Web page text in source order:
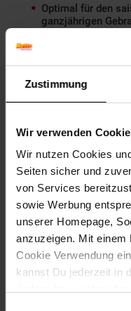
Zustimmung
Wir verwenden
Wir nutzen Cookies
Seiten sicher und
von Services
sowie Werbung
unserer Homepage,
anzuzeigen. Mit einem
Cookie Verwendung
kannst Du jederzeit in
Optimal für den
ganzjährigen
absolut
2,5 cm massives
Ausgewogene
der Rückseite
Im Lieferumfang
UV-beständige
Premium
Fenster in Tür und
4 Sturmanker je